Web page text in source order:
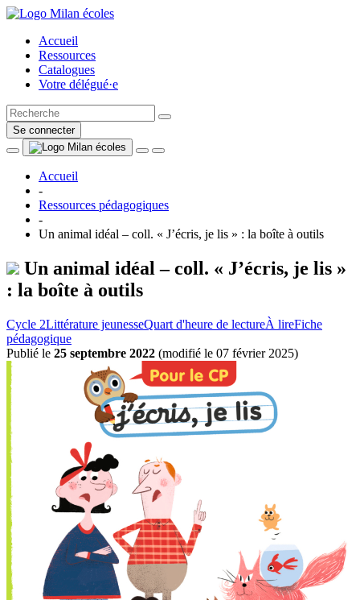
Accueil
Ressources
Catalogues
Votre délégué·e
Se connecter
Accueil
-
Ressources pédagogiques
-
Un animal idéal – coll. « J’écris, je lis » : la boîte à outils
Un animal idéal – coll. « J’écris, je lis »
: la boîte à outils
Cycle 2Littérature jeunesseQuart d'heure de lectureÀ lireFiche
pédagogique
Publié le 25 septembre 2022 (modifié le 07 février 2025)